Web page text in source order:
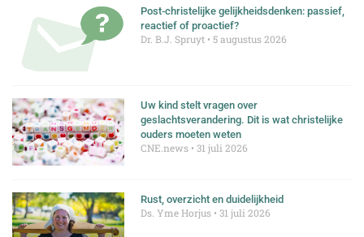
Post-christelijke gelijkheidsdenken: passief,
reactief of proactief?
Dr. B.J. Spruyt 5 augustus 2026
Uw kind stelt vragen over
geslachtsverandering. Dit is wat christelijke
ouders moeten weten
CNE.news 31 juli 2026
Rust, overzicht en duidelijkheid
Ds. Yme Horjus 31 juli 2026